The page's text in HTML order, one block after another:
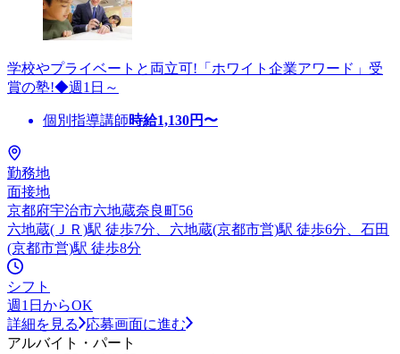
学校やプライベートと両立可!「ホワイト企業アワード」受
賞の塾!◆週1日～
個別指導講師時給1,130円〜
勤務地
面接地
京都府宇治市六地蔵奈良町56
六地蔵(ＪＲ)駅 徒歩7分、六地蔵(京都市営)駅 徒歩6分、石田
(京都市営)駅 徒歩8分
シフト
週1日からOK
詳細を見る
応募画面に進む
アルバイト・パート